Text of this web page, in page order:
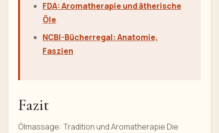
FDA: Aromatherapie und ätherische
Öle
NCBI-Bücherregal: Anatomie,
Faszien
Fazit
Ölmassage: Tradition und Aromatherapie Die